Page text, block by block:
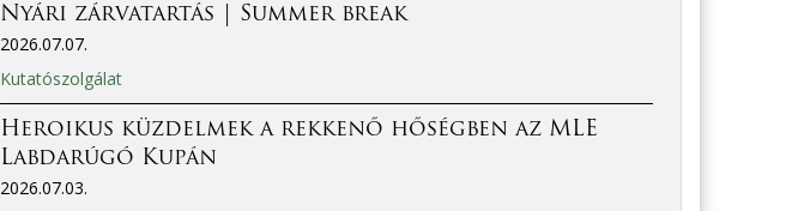
Nyári zárvatartás | Summer break
2026.07.07.
Kutatószolgálat
Heroikus küzdelmek a rekkenő hőségben az MLE
Labdarúgó Kupán
2026.07.03.